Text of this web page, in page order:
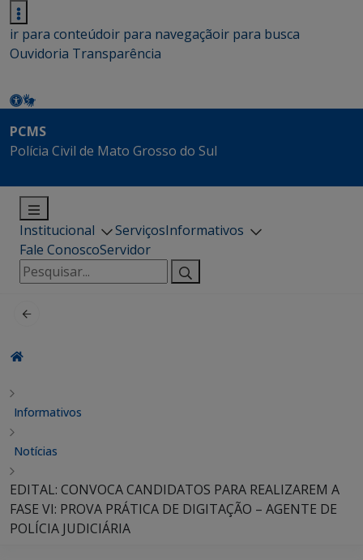
ir para conteúdoir para navegaçãoir para busca
Ouvidoria Transparência
PCMS
Polícia Civil de Mato Grosso do Sul
Institucional ServiçosInformativos
Fale ConoscoServidor
Pesquisar
por:
Informativos
Notícias
EDITAL: CONVOCA CANDIDATOS PARA REALIZAREM A
FASE VI: PROVA PRÁTICA DE DIGITAÇÃO – AGENTE DE
POLÍCIA JUDICIÁRIA